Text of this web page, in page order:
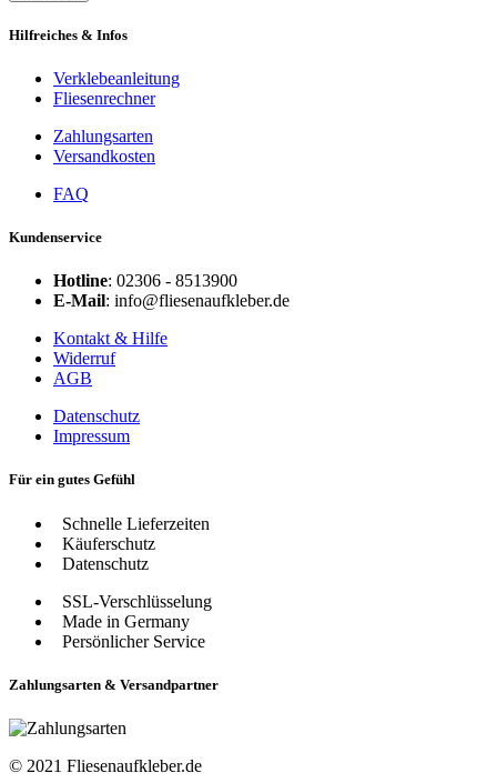
Hilfreiches & Infos
Verklebeanleitung
Fliesenrechner
Zahlungsarten
Versandkosten
FAQ
Kundenservice
Hotline: 02306 - 8513900
E-Mail: info@fliesenaufkleber.de
Kontakt & Hilfe
Widerruf
AGB
Datenschutz
Impressum
Für ein gutes Gefühl
Schnelle Lieferzeiten
Käuferschutz
Datenschutz
SSL-Verschlüsselung
Made in Germany
Persönlicher Service
Zahlungsarten & Versandpartner
© 2021 Fliesenaufkleber.de